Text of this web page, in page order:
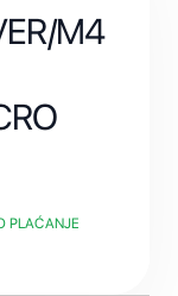
M4
PLAĆANJE